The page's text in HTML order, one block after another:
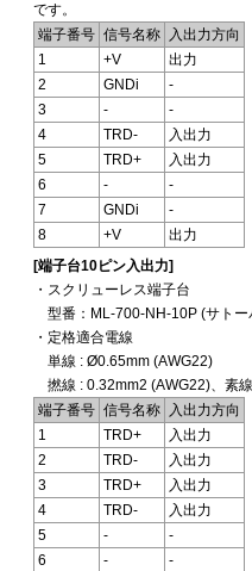
です。
端子番号 信号名称
入出力方向
1
+V
出力
2
GNDi
-
3
-
-
4
TRD-
入出力
5
TRD+
入出力
6
-
-
7
GNDi
-
8
+V
出力
[端子台10ピン入出力]
・スクリューレス端子台
型番：ML-700-NH-10P (サトー
・定格適合電線
単線 : Ø0.65mm (AWG22)
撚線 : 0.32mm2 (AWG22)、素
端子番号 信号名称
入出力方向
1
TRD+
入出力
2
TRD-
入出力
3
TRD+
入出力
4
TRD-
入出力
5
-
-
6
-
-